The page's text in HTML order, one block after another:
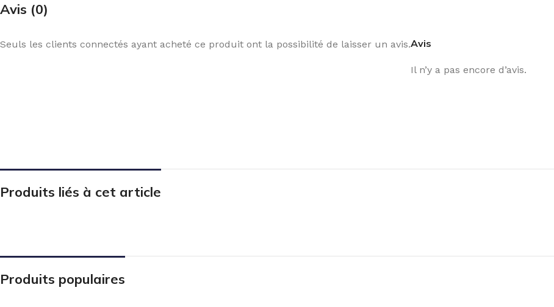
Avis (0)
Avis
Il n’y a pas encore d’avis.
Seuls les clients connectés ayant acheté ce produit ont la possibilité de laisser un avis.
Produits liés à cet article
Produits populaires